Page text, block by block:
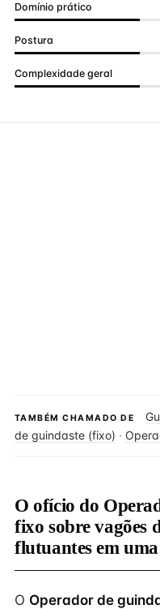
Domínio prático
Postura
Complexidade geral
TAMBÉM CHAMADO DE
de guindaste (fixo) ·
O ofício do
fixo sobre vagões
flutuantes em
O Operador de